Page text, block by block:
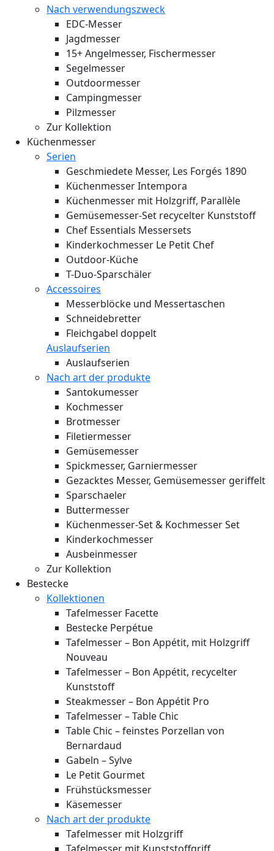
Nach verwendungszweck
EDC-Messer
Jagdmesser
15+ Angelmesser, Fischermesser
Segelmesser
Outdoormesser
Campingmesser
Pilzmesser
Zur Kollektion
Küchenmesser
Serien
Geschmiedete Messer, Les Forgés 1890
Küchenmesser Intempora
Küchenmesser mit Holzgriff, Parallèle
Gemüsemesser-Set recycelter Kunststoff
Chef Essentials Messersets
Kinderkochmesser Le Petit Chef
Outdoor-Küche
T-Duo-Sparschäler
Accessoires
Messerblöcke und Messertaschen
Schneidebretter
Fleichgabel doppelt
Auslaufserien
Auslaufserien
Nach art der produkte
Santokumesser
Kochmesser
Brotmesser
Filetiermesser
Gemüsemesser
Spickmesser, Garniermesser
Gezacktes Messer, Gemüsemesser geriffelt
Sparschaeler
Buttermesser
Küchenmesser-Set & Kochmesser Set
Kinderkochmesser
Ausbeinmesser
Zur Kollektion
Bestecke
Kollektionen
Tafelmesser Facette
Bestecke Perpétue
Tafelmesser – Bon Appétit, mit Holzgriff
Nouveau
Tafelmesser – Bon Appétit, recycelter
Kunststoff
Steakmesser – Bon Appétit Pro
Tafelmesser – Table Chic
Table Chic – feinstes Porzellan von
Bernardaud
Gabeln – Sylve
Le Petit Gourmet
Frühstücksmesser
Käsemesser
Nach art der produkte
Tafelmesser mit Holzgriff